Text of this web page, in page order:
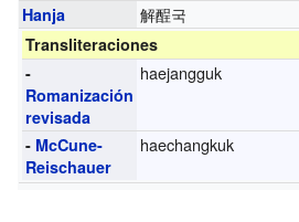
Hanja 解酲국
Transliteraciones
-
Romanización
revisada
haejangguk
- McCune-
Reischauer
haechangkuk